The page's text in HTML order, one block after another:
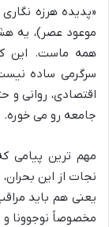
«پدیده هرزه
موعود عصر)، یه
همه ماست. این
سرگرمی ساده
اقتصادی، روانی و
جامعه رو می خوره.
مهم ترین پیامی
نجات از این
یعنی هم باید
مخصوصاً نوجوونا و